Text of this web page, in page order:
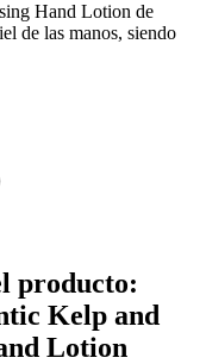
Hand Lotion de
de las manos, siendo
producto:
Kelp and
Lotion